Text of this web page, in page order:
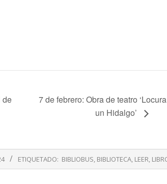
de
7 de febrero: Obra de teatro
un Hidalgo’
ETIQUETADO: BIBLIOBUS, BIBLIOTECA, LEER,